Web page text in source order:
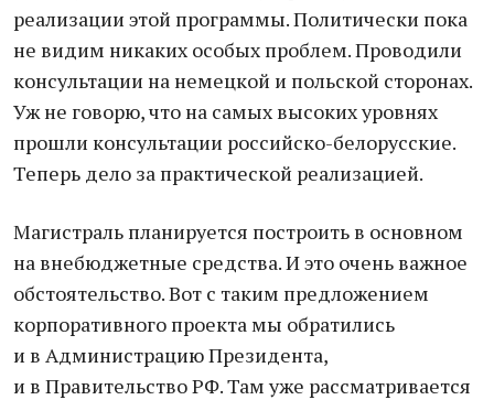
реализации этой программы. Политически пока
не видим никаких особых проблем. Проводили
консультации на немецкой и польской сторонах.
Уж не говорю, что на самых высоких уровнях
прошли консультации российско-белорусские.
Теперь дело за практической реализацией.
Магистраль планируется построить в основном
на внебюджетные средства. И это очень важное
обстоятельство. Вот с таким предложением
корпоративного проекта мы обратились
и в Администрацию Президента,
и в Правительство РФ. Там уже рассматривается